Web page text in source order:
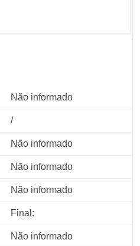
Não informado
/
Não informado
Não informado
Não informado
Final:
Não informado